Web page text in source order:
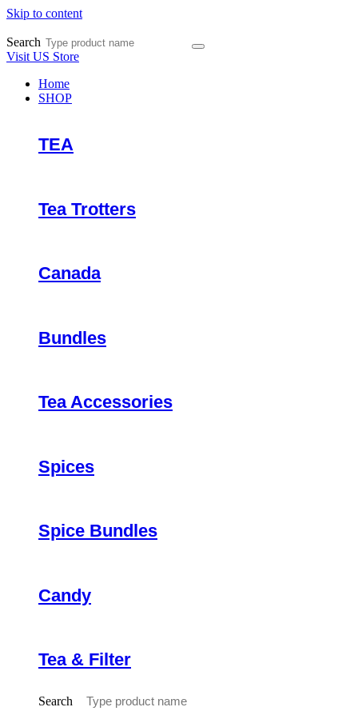
Skip to content
Search
Visit US Store
Home
SHOP
TEA
Tea Trotters
Canada
Bundles
Tea Accessories
Spices
Spice Bundles
Candy
Tea & Filter
Search